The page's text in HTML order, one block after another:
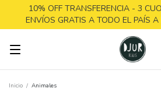
10% OFF TRANSFERENCIA - 3
ENVÍOS GRATIS A TODO EL PAÍS
Inicio / Animales